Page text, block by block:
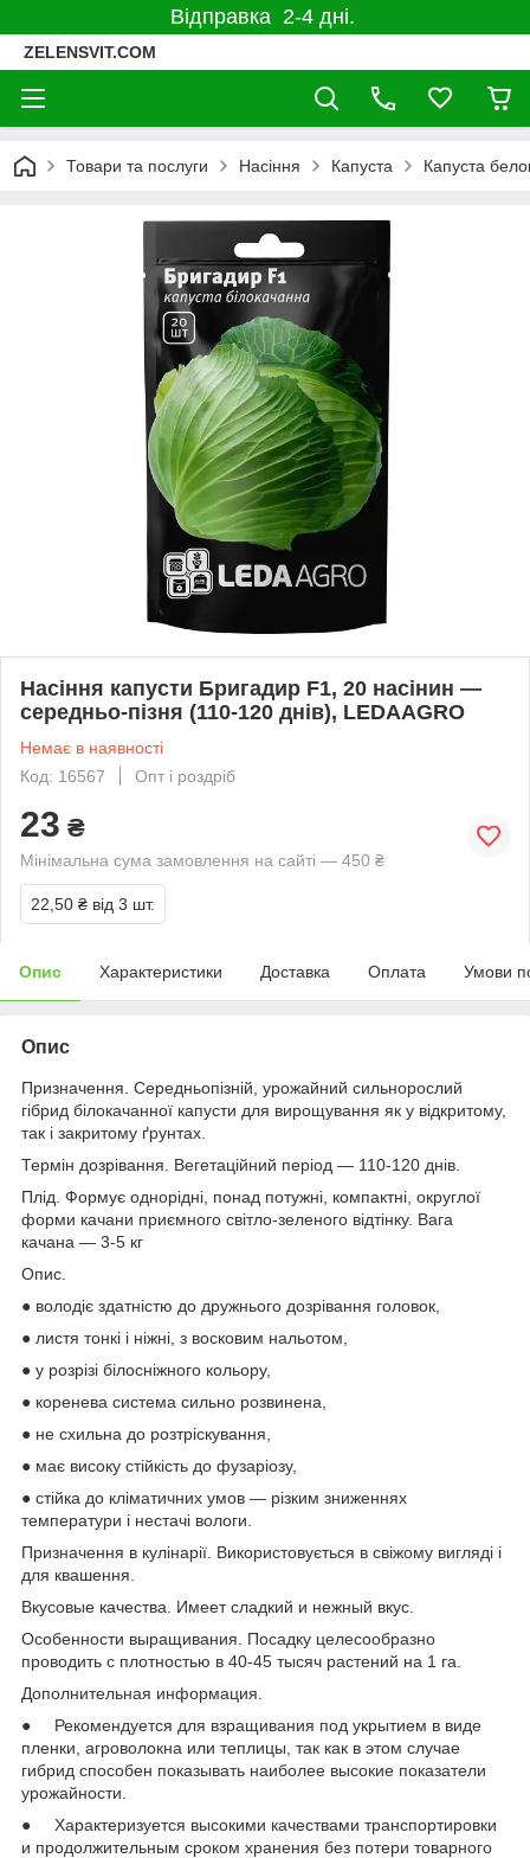
Відправка 2-4 дні.
ZELENSVIT.COM
Товари та послуги Насіння Капуста Капуста
Насіння капусти Бригадир F1, 20 насінин —
середньо-пізня (110-120 днів), LEDAAGRO
Немає в наявності
Код: 16567
Опт і роздріб
23 ₴
Мінімальна сума замовлення на сайті — 450 ₴
22,50 ₴ від 3 шт.
Опис Характеристики Доставка Оплата Умови
Опис
Призначення. Середньопізній, урожайний сильнорослий
гібрид білокачанної капусти для вирощування як у відкритому,
так і закритому ґрунтах.
Термін дозрівання. Вегетаційний період — 110-120 днів.
Плід. Формує однорідні, понад потужні, компактні, округлої
форми качани приємного світло-зеленого відтінку. Вага
качана — 3-5 кг
Опис.
● володіє здатністю до дружнього дозрівання головок,
● листя тонкі і ніжні, з восковим нальотом,
● у розрізі білосніжного кольору,
● коренева система сильно розвинена,
● не схильна до розтріскування,
● має високу стійкість до фузаріозу,
● стійка до кліматичних умов — різким зниженнях
температури і нестачі вологи.
Призначення в кулінарії. Використовується в свіжому вигляді і
для квашення.
Вкусовые качества. Имеет сладкий и нежный вкус.
Особенности выращивания. Посадку целесообразно
проводить с плотностью в 40-45 тысяч растений на 1 га.
Дополнительная информация.
● Рекомендуется для взращивания под укрытием в виде
пленки, агроволокна или теплицы, так как в этом случае
гибрид способен показывать наиболее высокие показатели
урожайности.
● Характеризуется высокими качествами транспортировки
и продолжительным сроком хранения без потери товарного